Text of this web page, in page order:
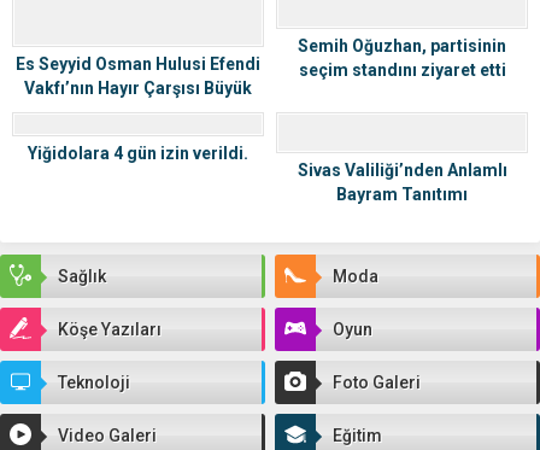
Es Seyyid Osman Hulusi Efendi
Vakfı’nın Hayır Çarşısı Büyük
İlgi Gördü
Semih Oğuzhan, partisinin
seçim standını ziyaret etti
Yiğidolara 4 gün izin verildi.
Sivas Valiliği’nden Anlamlı
Bayram Tanıtımı
Sağlık Moda
Köşe Yazıları Oyun
Teknoloji Foto Galeri
Video Galeri Eğitim